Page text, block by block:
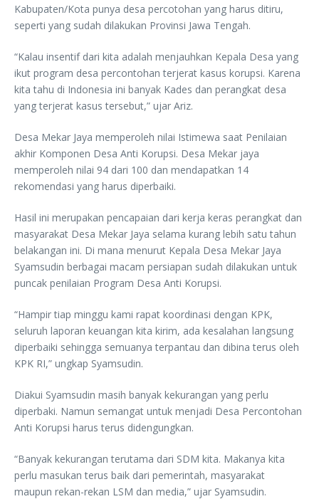
Kabupaten/Kota punya desa percotohan yang harus ditiru,
seperti yang sudah dilakukan Provinsi Jawa Tengah.
“Kalau insentif dari kita adalah menjauhkan Kepala Desa yang
ikut program desa percontohan terjerat kasus korupsi. Karena
kita tahu di Indonesia ini banyak Kades dan perangkat desa
yang terjerat kasus tersebut,” ujar Ariz.
Desa Mekar Jaya memperoleh nilai Istimewa saat Penilaian
akhir Komponen Desa Anti Korupsi. Desa Mekar jaya
memperoleh nilai 94 dari 100 dan mendapatkan 14
rekomendasi yang harus diperbaiki.
Hasil ini merupakan pencapaian dari kerja keras perangkat dan
masyarakat Desa Mekar Jaya selama kurang lebih satu tahun
belakangan ini. Di mana menurut Kepala Desa Mekar Jaya
Syamsudin berbagai macam persiapan sudah dilakukan untuk
puncak penilaian Program Desa Anti Korupsi.
“Hampir tiap minggu kami rapat koordinasi dengan KPK,
seluruh laporan keuangan kita kirim, ada kesalahan langsung
diperbaiki sehingga semuanya terpantau dan dibina terus oleh
KPK RI,” ungkap Syamsudin.
Diakui Syamsudin masih banyak kekurangan yang perlu
diperbaki. Namun semangat untuk menjadi Desa Percontohan
Anti Korupsi harus terus didengungkan.
“Banyak kekurangan terutama dari SDM kita. Makanya kita
perlu masukan terus baik dari pemerintah, masyarakat
maupun rekan-rekan LSM dan media,” ujar Syamsudin.